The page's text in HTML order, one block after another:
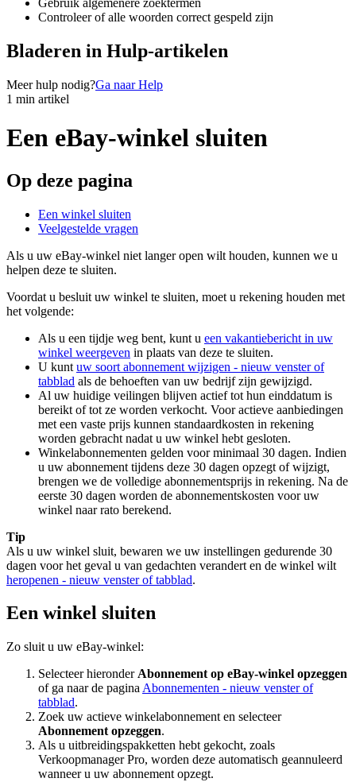
Gebruik algemenere zoektermen
Controleer of alle woorden correct gespeld zijn
Bladeren in Hulp-artikelen
Meer hulp nodig?Ga naar Help
1 min artikel
Een eBay-winkel sluiten
Op deze pagina
Een winkel sluiten
Veelgestelde vragen
Als u uw eBay-winkel niet langer open wilt houden, kunnen we u
helpen deze te sluiten.
Voordat u besluit uw winkel te sluiten, moet u rekening houden met
het volgende:
Als u een tijdje weg bent, kunt u een vakantiebericht in uw
winkel weergeven in plaats van deze te sluiten.
U kunt uw soort abonnement wijzigen - nieuw venster of
tabblad als de behoeften van uw bedrijf zijn gewijzigd.
Al uw huidige veilingen blijven actief tot hun einddatum is
bereikt of tot ze worden verkocht. Voor actieve aanbiedingen
met een vaste prijs kunnen standaardkosten in rekening
worden gebracht nadat u uw winkel hebt gesloten.
Winkelabonnementen gelden voor minimaal 30 dagen. Indien
u uw abonnement tijdens deze 30 dagen opzegt of wijzigt,
brengen we de volledige abonnementsprijs in rekening. Na de
eerste 30 dagen worden de abonnementskosten voor uw
winkel naar rato berekend.
Tip
Als u uw winkel sluit, bewaren we uw instellingen gedurende 30
dagen voor het geval u van gedachten verandert en de winkel wilt
heropenen - nieuw venster of tabblad.
Een winkel sluiten
Zo sluit u uw eBay-winkel:
Selecteer hieronder Abonnement op eBay-winkel opzeggen
of ga naar de pagina Abonnementen - nieuw venster of
tabblad.
Zoek uw actieve winkelabonnement en selecteer
Abonnement opzeggen.
Als u uitbreidingspakketten hebt gekocht, zoals
Verkoopmanager Pro, worden deze automatisch geannuleerd
wanneer u uw abonnement opzegt.